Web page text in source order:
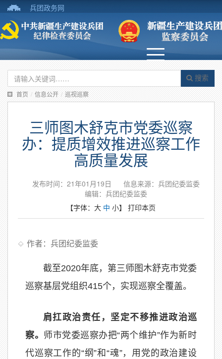
兵团政务网
搜索
首页 / 信息公开 / 巡视巡察
三师图木舒克市党委巡察
办：提质增效推进巡察工作
高质量发展
发布时间：21年01月19日
信息来源：兵团纪委监委
编辑：兵团纪委监委
【字体： 大 中 小】 打印本页
作者：兵团纪委监委
截至2020年底，第三师图木舒克市党委
巡察基层党组织415个，实现巡察全覆盖。
肩扛政治责任，坚定不移推进政治巡
察。 师市党委巡察办把“两个维护”作为新时
代巡察工作的“纲”和“魂”，用党的政治建设